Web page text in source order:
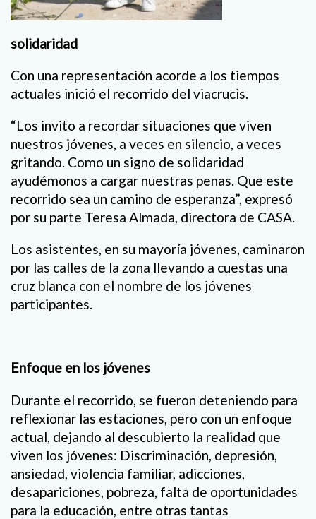
solidaridad
Con una representación acorde a los tiempos
actuales inició el recorrido del viacrucis.
“Los invito a recordar situaciones que viven
nuestros jóvenes, a veces en silencio, a veces
gritando. Como un signo de solidaridad
ayudémonos a cargar nuestras penas. Que este
recorrido sea un camino de esperanza”, expresó
por su parte Teresa Almada, directora de CASA.
Los asistentes, en su mayoría jóvenes, caminaron
por las calles de la zona llevando a cuestas una
cruz blanca con el nombre de los jóvenes
participantes.
Enfoque en los jóvenes
Durante el recorrido, se fueron deteniendo para
reflexionar las estaciones, pero con un enfoque
actual, dejando al descubierto la realidad que
viven los jóvenes: Discriminación, depresión,
ansiedad, violencia familiar, adicciones,
desapariciones, pobreza, falta de oportunidades
para la educación, entre otras tantas